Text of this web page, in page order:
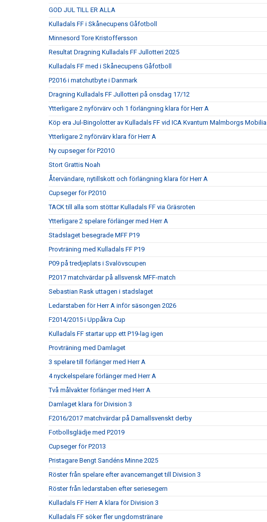
GOD JUL TILL ER ALLA
Kulladals FF i Skånecupens Gåfotboll
Minnesord Tore Kristoffersson
Resultat Dragning Kulladals FF Jullotteri 2025
Kulladals FF med i Skånecupens Gåfotboll
P2016 i matchutbyte i Danmark
Dragning Kulladals FF Jullotteri på onsdag 17/12
Ytterligare 2 nyförvärv och 1 förlängning klara för Herr A
Köp era Jul-Bingolotter av Kulladals FF vid ICA Kvantum Malmborgs Mobilia
Ytterligare 2 nyförvärv klara för Herr A
Ny cupseger för P2010
Stort Grattis Noah
Återvändare, nytillskott och förlängning klara för Herr A
Cupseger för P2010
TACK till alla som stöttar Kulladals FF via Gräsroten
Ytterligare 2 spelare förlänger med Herr A
Stadslaget besegrade MFF P19
Provträning med Kulladals FF P19
P09 på tredjeplats i Svalövscupen
P2017 matchvärdar på allsvensk MFF-match
Sebastian Rask uttagen i stadslaget
Ledarstaben för Herr A inför säsongen 2026
F2014/2015 i Uppåkra Cup
Kulladals FF startar upp ett P19-lag igen
Provträning med Damlaget
3 spelare till förlänger med Herr A
4 nyckelspelare förlänger med Herr A
Två målvakter förlänger med Herr A
Damlaget klara för Division 3
F2016/2017 matchvärdar på Damallsvenskt derby
Fotbollsglädje med P2019
Cupseger för P2013
Pristagare Bengt Sandéns Minne 2025
Röster från spelare efter avancemanget till Division 3
Röster från ledarstaben efter seriesegern
Kulladals FF Herr A klara för Division 3
Kulladals FF söker fler ungdomstränare